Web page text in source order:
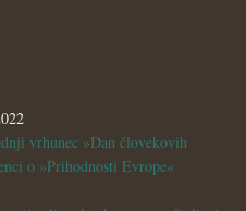
vrhunec »Dan človekovih
o »Prihodnosti Evrope«